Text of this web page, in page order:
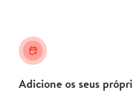
calendar_plus
Adicione os seus